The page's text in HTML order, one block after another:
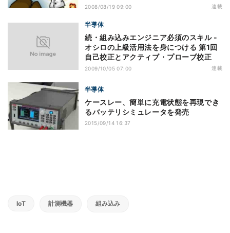
2008/08/19 09:00 連載
半導体
続・組み込みエンジニア必須のスキル -
オシロの上級活用法を身につける 第1回
自己校正とアクティブ・プローブ校正
2009/10/05 07:00 連載
半導体
ケースレー、簡単に充電状態を再現でき
るバッテリシミュレータを発売
2015/09/14 16:37
IoT 計測機器 組み込み